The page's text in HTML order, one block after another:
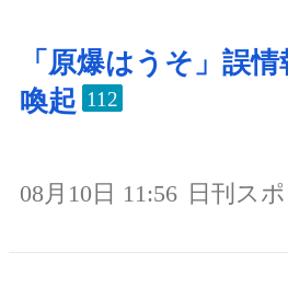
「原爆はうそ」誤
喚起 112
08月10日 11:56 日刊ス